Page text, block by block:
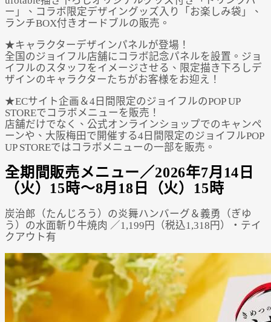
ー」、コラボ限定デザイングッズ入り「お楽しみ袋」、
ランチBOX付きオードブルの販売。
★キャラクターデザインパネルが登場！
全国のジョイフル店舗にコラボ記念パネルを設置。ジョ
イフルのスタッフをイメージさせる、限定描き下ろしデ
ザインのキャラクターたちがお客様をお迎え！
★ECサイト企画＆4日間限定のジョイフルのPOP UP
STOREでコラボメニューを販売！
店舗だけでなく、公式オンラインショップでのキャンペ
ーンや、大阪梅田で開催する4日間限定のジョイフルPOP
UP STOREではコラボメニューの一部を販売。
全期間販売メニュー／2026年7月14日
（火）15時～8月18日（火）15時
炭治郎（たんじろう）の炎舞ハンバーグ＆義勇（ぎゆ
う）の水面斬り牛焼肉 ／1,199円（税込1,318円）・テイ
クアウト有